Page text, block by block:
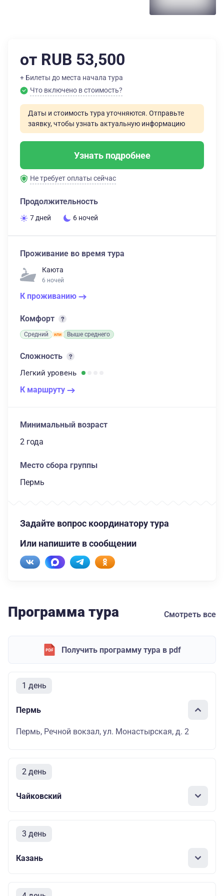
от RUB 53,500
+ Билеты до места начала тура
Что включено в стоимость?
Даты и стоимость тура уточняются. Отправьте
заявку, чтобы узнать актуальную информацию
Узнать подробнее
Не требует оплаты сейчас
Продолжительность
7 дней 6 ночей
Проживание во время тура
Каюта
6 ночей
К проживанию
Комфорт
Средний Выше среднего
Сложность
Легкий уровень
К маршруту
Минимальный возраст
2 года
Место сбора группы
Пермь
Задайте вопрос координатору тура
Или напишите в сообщении
Программа тура Смотреть все
Получить программу тура в pdf
1 день
Пермь
Пермь, Речной вокзал, ул. Монастырская, д. 2
2 день
Чайковский
3 день
Казань